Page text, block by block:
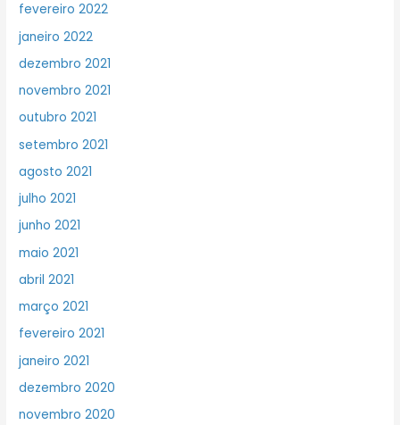
fevereiro 2022
janeiro 2022
dezembro 2021
novembro 2021
outubro 2021
setembro 2021
agosto 2021
julho 2021
junho 2021
maio 2021
abril 2021
março 2021
fevereiro 2021
janeiro 2021
dezembro 2020
novembro 2020